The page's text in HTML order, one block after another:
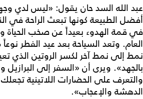
عبد الله السد حان يقول: «ليس لدي
أفضل الطبيعة كونها تبعث الراحة في
في قمة الهدوء بعيداً عن صخب
العام. وتعد السياحة بعد عيد الفطر
نمط إلى نمط آخر لكسر الروتين الذي
بالجهد». ويرى أن «السفر إلى البرازيل
والتعرف على الحضارات اللاتينية
الدهشة والإعجاب».